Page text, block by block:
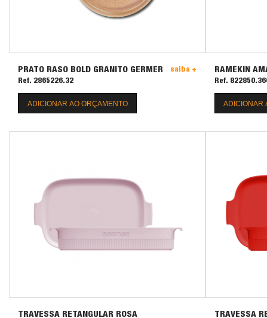
PRATO RASO BOLD GRANITO GERMER
saiba +
Ref. 2865226.32
ADICIONAR AO ORÇAMENTO
RAMEKIN
Ref.
ADICIONAR
TRAVESSA RETANGULAR ROSA
TRAVESSA